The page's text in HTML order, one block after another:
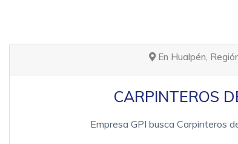
En Hualpén,
CARPINTEROS
Empresa GPI busca Carpinteros